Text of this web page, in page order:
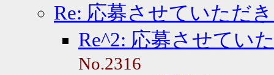
Re: 応募させていただ
Re^2: 応募させてい
No.2316